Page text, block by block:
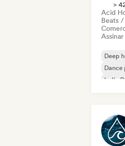
>
Acid
Beats
Deep
Dance
Indie